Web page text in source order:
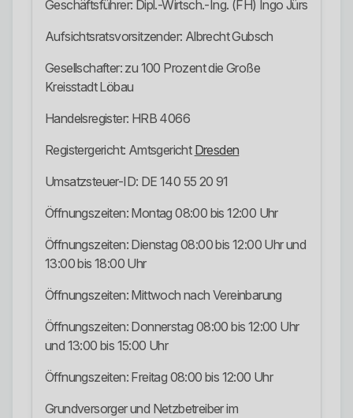
Geschäftsführer: Dipl.-Wirtsch.-Ing. (FH) Ingo Jürs
Aufsichtsratsvorsitzender: Albrecht Gubsch
Gesellschafter: zu 100 Prozent die Große
Kreisstadt Löbau
Handelsregister: HRB 4066
Registergericht: Amtsgericht Dresden
Umsatzsteuer-ID: DE 140 55 20 91
Öffnungszeiten: Montag 08:00 bis 12:00 Uhr
Öffnungszeiten: Dienstag 08:00 bis 12:00 Uhr und
13:00 bis 18:00 Uhr
Öffnungszeiten: Mittwoch nach Vereinbarung
Öffnungszeiten: Donnerstag 08:00 bis 12:00 Uhr
und 13:00 bis 15:00 Uhr
Öffnungszeiten: Freitag 08:00 bis 12:00 Uhr
Grundversorger und Netzbetreiber im